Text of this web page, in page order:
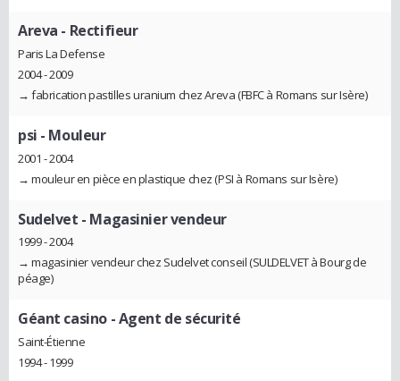
Areva - Rectifieur
Paris La Defense
2004 - 2009
→ fabrication pastilles uranium chez Areva (FBFC à Romans sur Isère)
psi - Mouleur
2001 - 2004
→ mouleur en pièce en plastique chez (PSI à Romans sur Isère)
Sudelvet - Magasinier vendeur
1999 - 2004
→ magasinier vendeur chez Sudelvet conseil (SULDELVET à Bourg de
péage)
Géant casino- Agent de sécurité
Saint-Étienne
1994 - 1999